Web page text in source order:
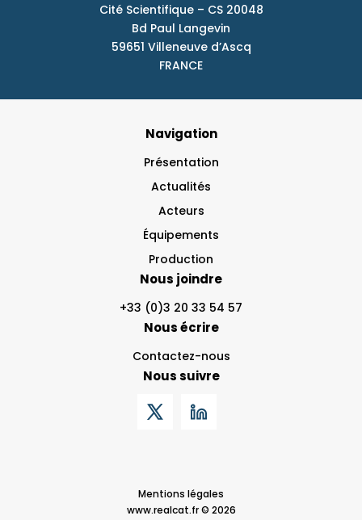
Cité Scientifique – CS 20048
Bd Paul Langevin
59651 Villeneuve d’Ascq
FRANCE
Navigation
Présentation
Actualités
Acteurs
Équipements
Production
Nous joindre
+33 (0)3 20 33 54 57
Nous écrire
Contactez-nous
Nous suivre
Mentions légales
www.realcat.fr © 2026